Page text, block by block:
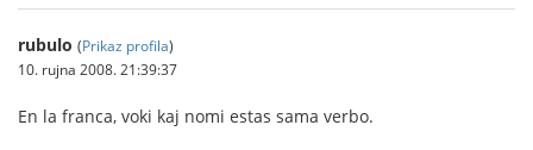
rubulo (Prikaz profila)
10. rujna 2008. 21:39:37
En la franca, voki kaj nomi estas sama verbo.